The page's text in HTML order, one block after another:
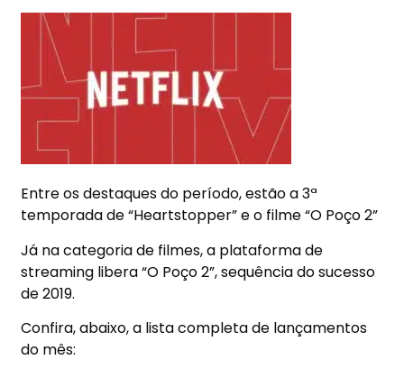
Entre os destaques do período, estão a 3ª
temporada de “Heartstopper” e o filme “O Poço 2”
Já na categoria de filmes, a plataforma de
streaming libera“O Poço 2”, sequência do sucesso
de 2019.
Confira, abaixo, a lista completa de lançamentos
do mês: